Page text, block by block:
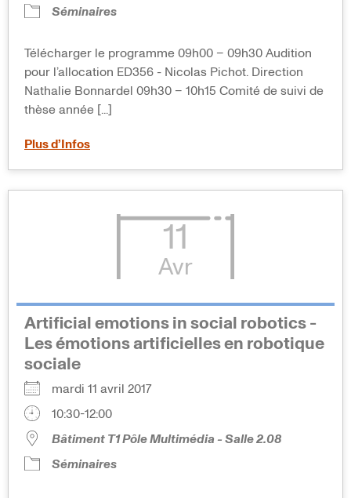
Séminaires
Télécharger le programme 09h00 – 09h30 Audition
pour l’allocation ED356 - Nicolas Pichot. Direction
Nathalie Bonnardel 09h30 – 10h15 Comité de suivi de
thèse année [...]
Plus d’Infos
11
Avr
Artificial emotions in social robotics -
Les émotions artificielles en robotique
sociale
mardi 11 avril 2017
10:30-12:00
Bâtiment T1 Pôle Multimédia - Salle 2.08
Séminaires